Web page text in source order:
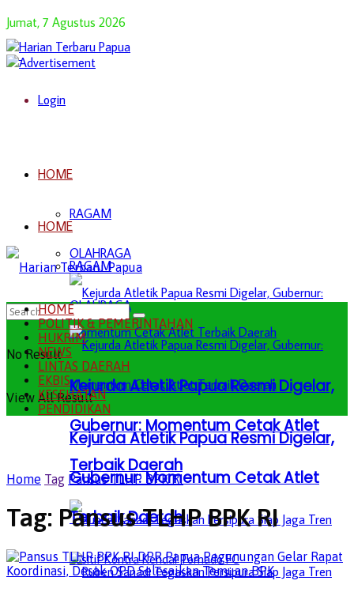
Jumat, 7 Agustus 2026
Login
HOME
RAGAM
OLAHRAGA
Kejurda Atletik Papua Resmi Digelar,
Gubernur: Momentum Cetak Atlet
Terbaik Daerah
HOME
RAGAM
OLAHRAGA
Kejurda Atletik Papua Resmi Digelar,
Gubernur: Momentum Cetak Atlet
Terbaik Daerah
No Result
View All Result
HOME
POLITIK & PEMERINTAHAN
HUKRIM
NEWS
LINTAS DAERAH
EKBIS
KESEHATAN
PENDIDIKAN
Home Tag Pansus TLHP BPK RI
Tag: Pansus TLHP BPK RI